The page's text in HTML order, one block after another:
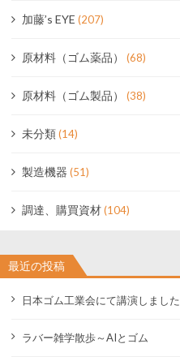
加藤’s EYE (207)
原材料（ゴム薬品） (68)
原材料（ゴム製品） (38)
未分類(14)
製造機器 (51)
調達、購買資材(104)
最近の投稿
日本ゴム工業会にて講演しました
ラバー雑学散歩～AIとゴム